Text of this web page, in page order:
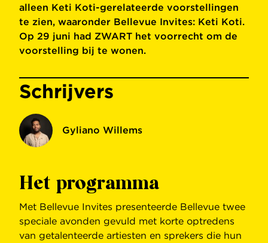
alleen Keti Koti-gerelateerde voorstellingen
te zien, waaronder Bellevue Invites: Keti Koti.
Op 29 juni had ZWART het voorrecht om de
voorstelling bij te wonen.
Schrijvers
Gyliano Willems
Het programma
Met Bellevue Invites presenteerde Bellevue twee
speciale avonden gevuld met korte optredens
van getalenteerde artiesten en sprekers die hun